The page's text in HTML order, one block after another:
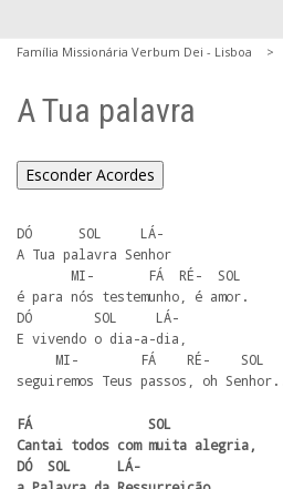
Família Missionária Verbum Dei - Lisboa
A Tua palavra
Esconder Acordes
DÓ      SOL     LÁ-
A Tua palavra Senhor
é para nós testemunho, é amor.
DÓ        SOL     LÁ-
E vivendo o dia-a-dia,
seguiremos Teus passos, oh
FÁ               SOL
Cantai todos com muita alegria,
DÓ  SOL      LÁ-